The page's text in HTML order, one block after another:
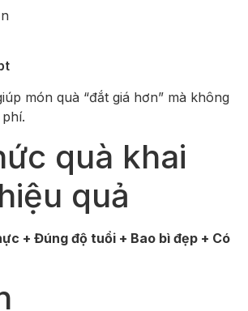
món quà “đắt giá hơn” mà không
quà khai
quả
+ Đúng độ tuổi + Bao bì đẹp + Có